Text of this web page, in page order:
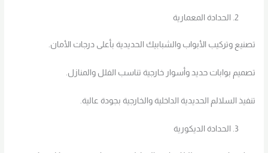
الحدادة المعمارية
تصنيع وتركيب الأبواب والشبابيك الحديدية بأعلى درجات الأمان.
تصميم بوابات حديد وأسوار خارجية تناسب الفلل والمنازل.
تنفيذ السلالم الحديدية الداخلية والخارجية بجودة عالية.
الحدادة الديكورية